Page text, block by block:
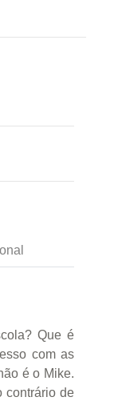
Que é
com as
é o Mike.
contrário de